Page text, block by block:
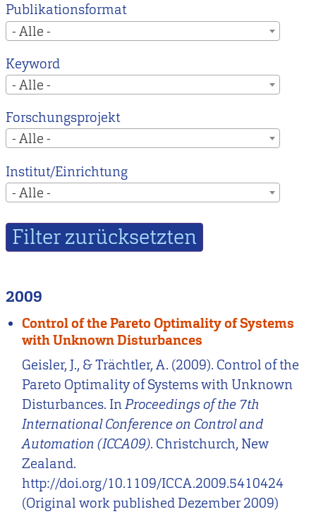
instead.
Publikationsformat
- Alle -
Keyword
- Alle -
Forschungsprojekt
- Alle -
Institut/Einrichtung
- Alle -
2009
Control of the Pareto Optimality of Systems
with Unknown Disturbances
Geisler, J., & Trächtler, A. (2009). Control of the
Pareto Optimality of Systems with Unknown
Disturbances. InProceedings of the 7th
International Conference on Control and
Automation (ICCA09). Christchurch, New
Zealand.
http://doi.org/10.1109/ICCA.2009.5410424
(Original work published Dezember 2009)